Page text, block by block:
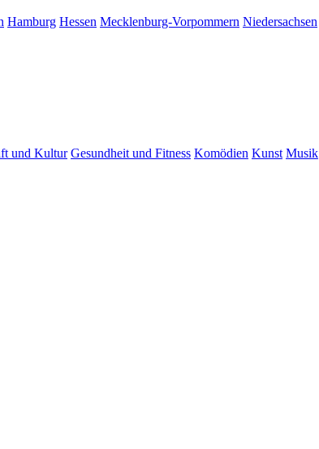
Hamburg Hessen Mecklenburg-Vorpommern Niedersachsen
und Kultur Gesundheit und Fitness Komödien Kunst Musik